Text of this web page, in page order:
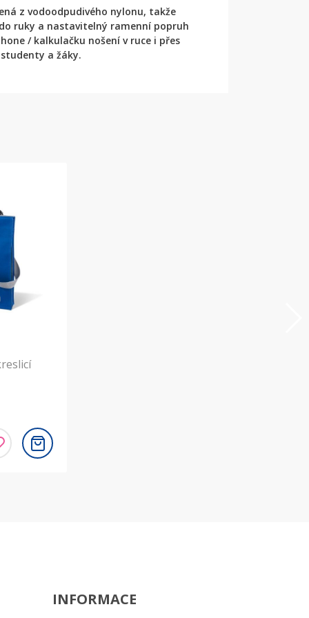
z vodoodpudivého nylonu, takže
ruky a nastavitelný ramenní popruh
/ kalkulačku nošení v ruce i přes
a žáky.
INFORMACE